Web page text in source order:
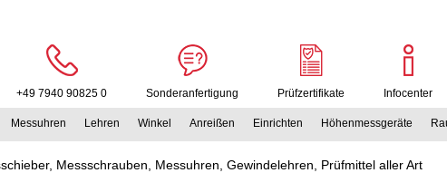
+49 7940 90825 0 Sonderanfertigung Prüfzertifikate Infocenter
Messuhren Lehren Winkel Anreißen Einrichten Höhenmessgeräte
Messschrauben, Messuhren, Gewindelehren, Prüfmittel aller Art